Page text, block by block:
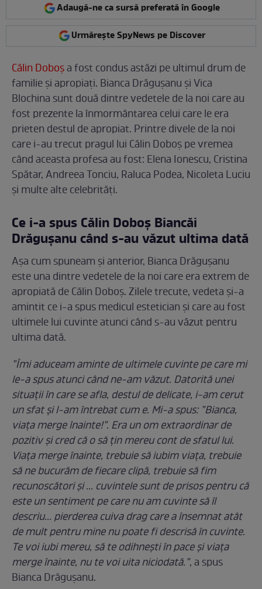
Adaugă-ne ca sursă preferată în Google
Urmărește SpyNews pe Discover
Călin Doboșa fost condus astăzi pe ultimul drum de
familie și apropiați. Bianca Drăgușanu și Vica
Blochina sunt două dintre vedetele de la noi care au
fost prezente la înmormântarea celui care le era
prieten destul de apropiat. Printre divele de la noi
care i-au trecut pragul lui Călin Doboș pe vremea
când aceasta profesa au fost: Elena Ionescu, Cristina
Spătar, Andreea Tonciu, Raluca Podea, Nicoleta Luciu
și multe alte celebrități.
Ce i-a spus Călin Doboș Biancăi
Drăgușanu când s-au văzut ultima dată
Așa cum spuneam și anterior, Bianca Drăgușanu
este una dintre vedetele de la noi care era extrem de
apropiată de Călin Doboș. Zilele trecute, vedeta și-a
amintit ce i-a spus medicul estetician și care au fost
ultimele lui cuvinte atunci când s-au văzut pentru
ultima dată.
”Îmi aduceam aminte de ultimele cuvinte pe care mi
le-a spus atunci când ne-am văzut. Datorită unei
situații în care se afla, destul de delicate, i-am cerut
un sfat și l-am întrebat cum e. Mi-a spus: ”Bianca,
viața merge înainte!”. Era un om extraordinar de
pozitiv și cred că o să țin mereu cont de sfatul lui.
Viața merge înainte, trebuie să iubim viața, trebuie
să ne bucurăm de fiecare clipă, trebuie să fim
recunoscători și ... cuvintele sunt de prisos pentru că
este un sentiment pe care nu am cuvinte să îl
descriu... pierderea cuiva drag care a însemnat atât
de mult pentru mine nu poate fi descrisă în cuvinte.
Te voi iubi mereu, să te odihnești în pace și viața
merge înainte, nu te voi uita niciodată.”, a spus
Bianca Drăgușanu.